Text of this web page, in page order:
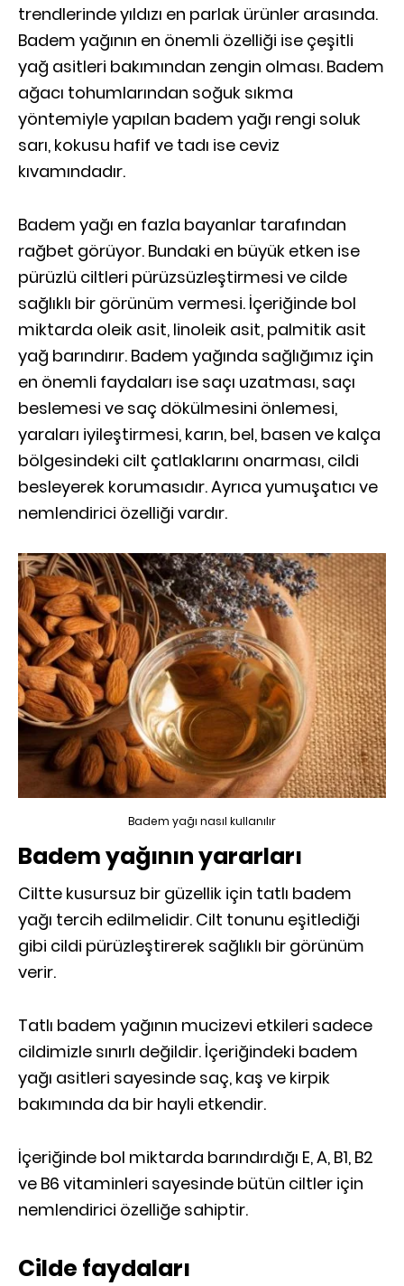
trendlerinde yıldızı en parlak ürünler arasında.
Badem yağının en önemli özelliği ise çeşitli
yağ asitleri bakımından zengin olması. Badem
ağacı tohumlarından soğuk sıkma
yöntemiyle yapılan badem yağı rengi soluk
sarı, kokusu hafif ve tadı ise ceviz
kıvamındadır.
Badem yağı en fazla bayanlar tarafından
rağbet görüyor. Bundaki en büyük etken ise
pürüzlü ciltleri pürüzsüzleştirmesi ve cilde
sağlıklı bir görünüm vermesi. İçeriğinde bol
miktarda oleik asit, linoleik asit, palmitik asit
yağ barındırır. Badem yağında sağlığımız için
en önemli faydaları ise saçı uzatması, saçı
beslemesi ve saç dökülmesini önlemesi,
yaraları iyileştirmesi, karın, bel, basen ve kalça
bölgesindeki cilt çatlaklarını onarması, cildi
besleyerek korumasıdır. Ayrıca yumuşatıcı ve
nemlendirici özelliği vardır.
Badem yağı nasıl kullanılır
Badem yağının yararları
Ciltte kusursuz bir güzellik için tatlı badem
yağı tercih edilmelidir. Cilt tonunu eşitlediği
gibi cildi pürüzleştirerek sağlıklı bir görünüm
verir.
Tatlı badem yağının mucizevi etkileri sadece
cildimizle sınırlı değildir. İçeriğindeki badem
yağı asitleri sayesinde saç, kaş ve kirpik
bakımında da bir hayli etkendir.
İçeriğinde bol miktarda barındırdığı E, A, B1, B2
ve B6 vitaminleri sayesinde bütün ciltler için
nemlendirici özelliğe sahiptir.
Cilde faydaları